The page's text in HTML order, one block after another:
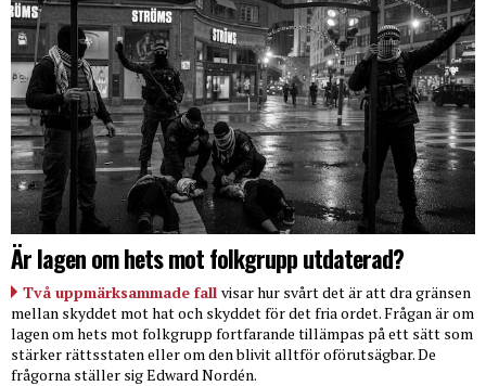
Är lagen om hets mot folkgrupp utdaterad?
Två uppmärksammade fall visar hur svårt det är att dra gränsen
mellan skyddet mot hat och skyddet för det fria ordet. Frågan är om
lagen om hets mot folkgrupp fortfarande tillämpas på ett sätt som
stärker rättsstaten eller om den blivit alltför oförutsägbar. De
frågorna ställer sig Edward Nordén.